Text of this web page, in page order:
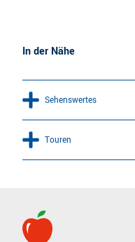
In der Nähe
Sehenswertes
Touren